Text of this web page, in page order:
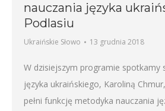
nauczania języka
Podlasiu
Ukraińskie Słowo 13 grudnia 2018
W dzisiejszym programie spotkamy
języka ukraińskiego, Karoliną
pełni funkcję metodyka nauczania